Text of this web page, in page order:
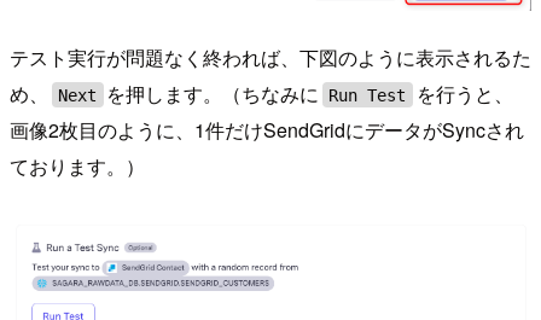
テスト実行が問題なく終われば、下図のように表示されるた
め、
Next を押します。（ちなみに Run Test
を行うと、
画像2枚目のように、1件だけSendGridにデータがSyncされ
ております。）